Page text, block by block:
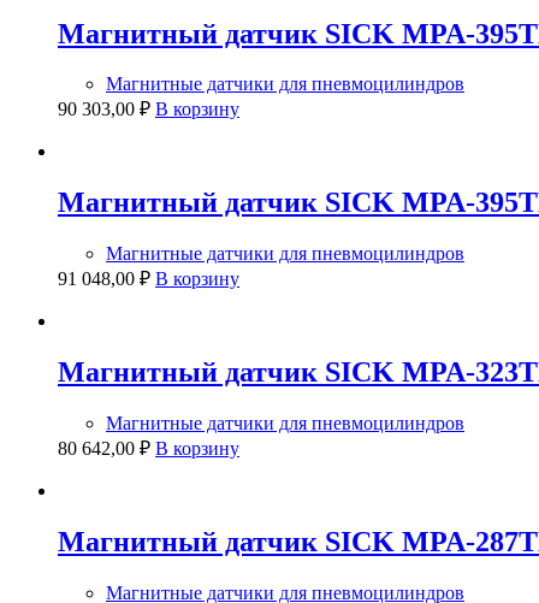
Магнитный датчик SICK MPA-
Магнитные датчики для пневмоцилиндров
90 303,00 ₽ В корзину
Магнитный датчик SICK MPA-
Магнитные датчики для пневмоцилиндров
91 048,00 ₽ В корзину
Магнитный датчик SICK MPA-
Магнитные датчики для пневмоцилиндров
80 642,00 ₽ В корзину
Магнитный датчик SICK MPA-
Магнитные датчики для пневмоцилиндров